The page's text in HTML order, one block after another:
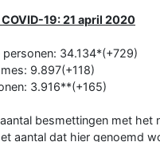
19: 21 april 2020
34.134*(+729)
9.897(+118)
3.916**(+165)
besmettingen met het
aantal dat hier genoemd